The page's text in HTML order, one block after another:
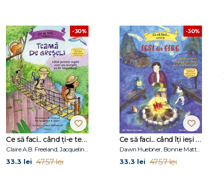
-30%
Ce să faci... când ți-e teamă de greșeli. Ghid pentru copiii care nu acceptă să fie imperfecți
Claire A.B. Freeland, Jacqueline B. Toner, Janet McDonnell
33.3 lei 47.57 lei
-30%
Ce să faci... când îţi ieşi din fire. Ghid pentru copiii care nu-şi pot stăpâni furia
Dawn Huebner, Bonnie Matthews
33.3 lei 47.57 lei